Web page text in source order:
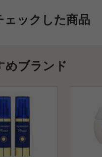
ェックした商品
めブランド